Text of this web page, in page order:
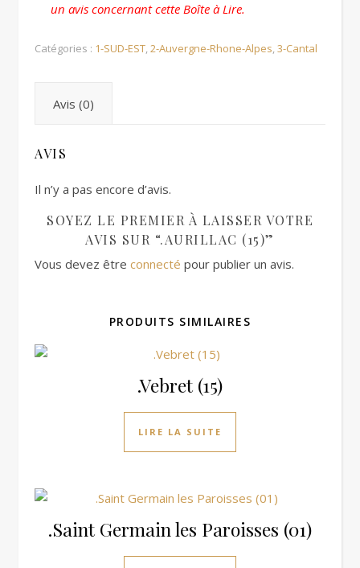
un avis concernant cette Boîte à Lire.
Catégories : 1-SUD-EST,2-Auvergne-Rhone-Alpes,3-Cantal
Avis (0)
AVIS
Il n’y a pas encore d’avis.
SOYEZ LE PREMIER À LAISSER VOTRE
AVIS SUR “.AURILLAC (15)”
Vous devez être connecté pour publier un avis.
PRODUITS SIMILAIRES
.Vebret (15)
LIRE LA SUITE
.Saint Germain les Paroisses (01)